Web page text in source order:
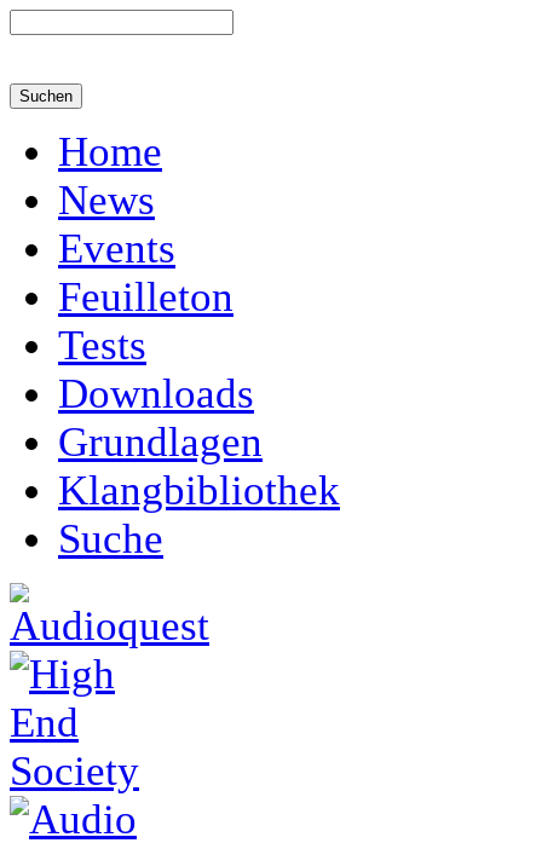
Home
News
Events
Feuilleton
Tests
Downloads
Grundlagen
Klangbibliothek
Suche